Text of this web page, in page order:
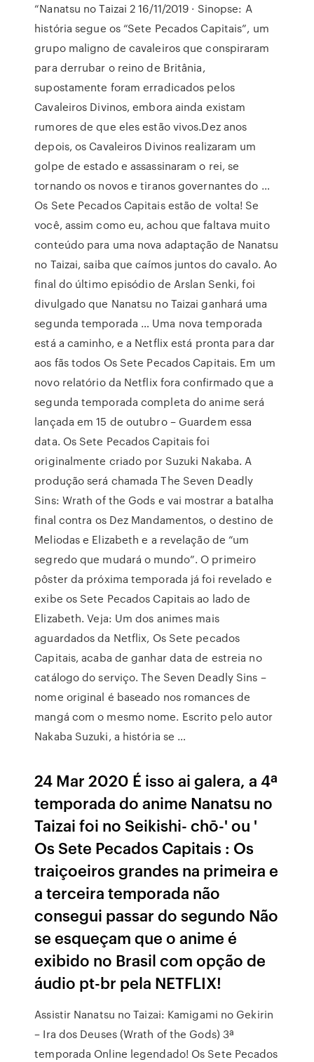
“Nanatsu no Taizai 2 16/11/2019 · Sinopse: A
história segue os “Sete Pecados Capitais”, um
grupo maligno de cavaleiros que conspiraram
para derrubar o reino de Britânia,
supostamente foram erradicados pelos
Cavaleiros Divinos, embora ainda existam
rumores de que eles estão vivos.Dez anos
depois, os Cavaleiros Divinos realizaram um
golpe de estado e assassinaram o rei, se
tornando os novos e tiranos governantes do …
Os Sete Pecados Capitais estão de volta! Se
você, assim como eu, achou que faltava muito
conteúdo para uma nova adaptação de Nanatsu
no Taizai, saiba que caímos juntos do cavalo. Ao
final do último episódio de Arslan Senki, foi
divulgado que Nanatsu no Taizai ganhará uma
segunda temporada … Uma nova temporada
está a caminho, e a Netflix está pronta para dar
aos fãs todos Os Sete Pecados Capitais. Em um
novo relatório da Netflix fora confirmado que a
segunda temporada completa do anime será
lançada em 15 de outubro – Guardem essa
data. Os Sete Pecados Capitais foi
originalmente criado por Suzuki Nakaba. A
produção será chamada The Seven Deadly
Sins: Wrath of the Gods e vai mostrar a batalha
final contra os Dez Mandamentos, o destino de
Meliodas e Elizabeth e a revelação de “um
segredo que mudará o mundo”. O primeiro
pôster da próxima temporada já foi revelado e
exibe os Sete Pecados Capitais ao lado de
Elizabeth. Veja: Um dos animes mais
aguardados da Netflix, Os Sete pecados
Capitais, acaba de ganhar data de estreia no
catálogo do serviço. The Seven Deadly Sins –
nome original é baseado nos romances de
mangá com o mesmo nome. Escrito pelo autor
Nakaba Suzuki, a história se …
24 Mar 2020 É isso ai galera, a 4ª
temporada do anime Nanatsu no
Taizai foi no Seikishi- chō-' ou '
Os Sete Pecados Capitais : Os
traiçoeiros grandes na primeira e
a terceira temporada não
consegui passar do segundo Não
se esqueçam que o anime é
exibido no Brasil com opção de
áudio pt-br pela NETFLIX!
Assistir Nanatsu no Taizai: Kamigami no Gekirin
– Ira dos Deuses (Wrath of the Gods) 3ª
temporada Online legendado! Os Sete Pecados